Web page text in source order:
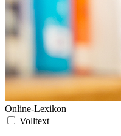
Online-Lexikon
Volltext